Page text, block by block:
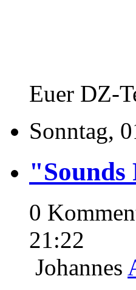
Euer DZ-
Sonntag,
"Sounds
0
21:22
Johannes